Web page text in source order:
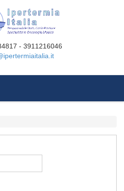
- 3911216046